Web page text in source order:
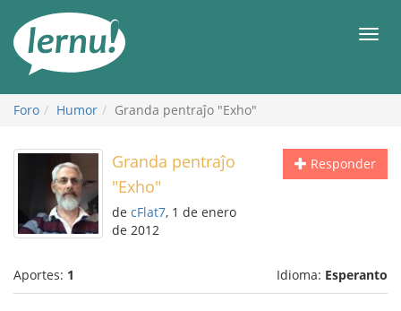
Foro Humor Granda pentraĵo "Exho"
Responder
Granda pentraĵo
"Exho"
de cFlat7, 1 de enero
de 2012
Aportes: 1 Idioma: Esperanto